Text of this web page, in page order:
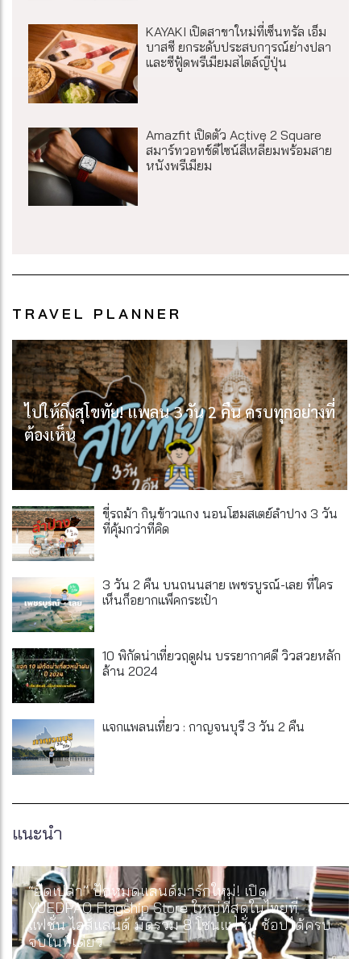
KAYAKI เปิดสาขาใหม่ที่เซ็นทรัล เอ็ม
บาสซี ยกระดับประสบการณ์ย่างปลา
และซีฟู้ดพรีเมียมสไตล์ญี่ปุ่น
Amazfit เปิดตัว Active 2 Square
สมาร์ทวอทช์ดีไซน์สี่เหลี่ยมพร้อมสาย
หนังพรีเมียม
TRAVEL PLANNER
ไปให้ถึงสุโขทัย! แพลน 3 วัน 2 คืน ครบทุกอย่างที่
ต้องเห็น
ขี่รถม้า กินข้าวแกง นอนโฮมสเตย์ลำปาง 3 วัน
ที่คุ้มกว่าที่คิด
3 วัน 2 คืน บนถนนสาย เพชรบูรณ์-เลย ที่ใคร
เห็นก็อยากแพ็คกระเป๋า
10 พิกัดน่าเที่ยวฤดูฝน บรรยากาศดี วิวสวยหลัก
ล้าน 2024
แจกแพลนเที่ยว : กาญจนบุรี 3 วัน 2 คืน
แนะนำ
“ยืดเปล่า” ปักหมุดแลนด์มาร์กใหม่! เปิด
YUEDPAO Flagship Store ใหญ่ที่สุดในไทยที่
แฟชั่น ไอส์แลนด์ มัดรวม 8 โซนแฟชั่น ช้อปได้ครบ
จบในที่เดียว